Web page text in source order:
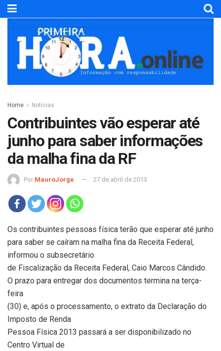
Home Notícias
Contribuintes vão esperar até
junho para saber informações
da malha fina da RF
Por MauroJorge 27 de abril de 2013
Os contribuintes pessoas física terão que esperar até junho
para saber se caíram na malha fina da Receita Federal,
informou o subsecretário
de Fiscalização da Receita Federal, Caio Marcos Cândido.
O prazo para entregar dos documentos termina na terça-
feira
(30) e, após o processamento, o extrato da Declaração do
Imposto de Renda
Pessoa Física 2013 passará a ser disponibilizado no
Centro Virtual de